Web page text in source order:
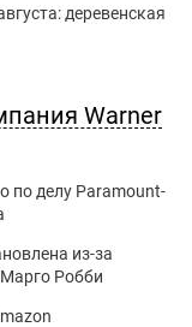
деревенская
Warner
по делу Paramount-
из-за
Робби